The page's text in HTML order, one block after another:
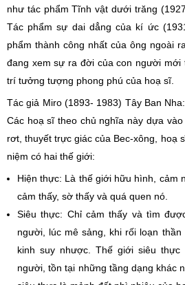
như tác phẩm Tĩnh vật dưới trăng
Tác phẩm sự dai dẳng của kí ức
phẩm thành công nhất của ông ngoài
đang xem sự ra đời của con người mới
trí tưởng tượng phong phú của hoạ sĩ.
Tác giả Miro (1893- 1983) Tây Ban
Các hoạ sĩ theo chủ nghĩa này dựa
rơt, thuyết trực giác của Bec-xông, hoạ
niệm có hai thế giới:
Hiện thực: Là thế giới hữu hình, cảm
cảm thấy, sờ thấy và quá quen nó.
Siêu thực: Chỉ cảm thấy và tìm
người, lúc mê sảng, khi rối loạn
kinh suy nhược. Thế giới siêu
người, tồn tại những tầng dạng khác